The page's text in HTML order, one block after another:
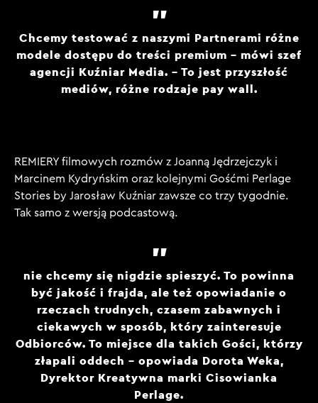
Chcemy testować z naszymi Partnerami różne
modele dostępu do treści premium – mówi szef
agencji Kuźniar Media. – To jest przyszłość
mediów, różne rodzaje pay wall.
REMIERY filmowych rozmów z Joanną Jędrzejczyk i
Marcinem Kydryńskim oraz kolejnymi Gośćmi Perlage
Stories by Jarosław Kuźniar zawsze co trzy tygodnie.
Tak samo z wersją podcastową.
nie chcemy się nigdzie spieszyć. To powinna
być jakość i frajda, ale też opowiadanie o
rzeczach trudnych, czasem zabawnych i
ciekawych w sposób, który zainteresuje
Odbiorców. To miejsce dla takich Gości, którzy
złapali oddech – opowiada Dorota Weka,
Dyrektor Kreatywna marki Cisowianka
Perlage.